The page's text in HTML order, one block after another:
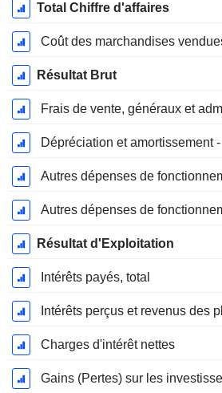
Total Chiffre d'affaires
Coût des marchandises
Résultat Brut
Frais de vente, généraux et
Dépréciation et amortissement
Autres dépenses de
Autres dépenses de
Résultat d'Exploitation
Intérêts payés, total
Intérêts perçus et revenus des
Charges d'intérêt nettes